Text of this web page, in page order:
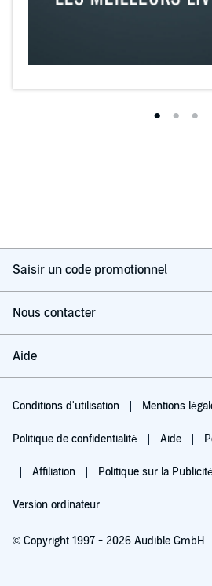
Saisir un code promotionnel
Nous contacter
Aide
Conditions d'utilisation Mentions
Politique de confidentialité Aide
Affiliation Politique sur la
Version ordinateur
© Copyright 1997 - 2026 Audible GmbH